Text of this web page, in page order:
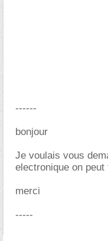
------
bonjour
Je voulais vous
electronique on
merci
-----